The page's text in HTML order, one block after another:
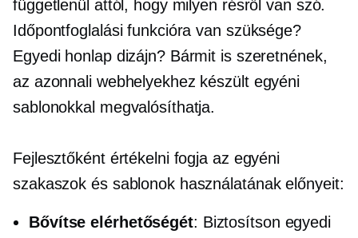
függetlenül attól, hogy milyen résről van szó.
Időpontfoglalási funkcióra van szüksége?
Egyedi honlap dizájn? Bármit is szeretnének,
az azonnali webhelyekhez készült egyéni
sablonokkal megvalósíthatja.
Fejlesztőként értékelni fogja az egyéni
szakaszok és sablonok használatának előnyeit:
Bővítse elérhetőségét: Biztosítson egyedi